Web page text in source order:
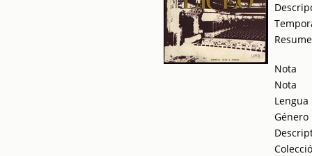
Nota
Nota
Lengua
Género